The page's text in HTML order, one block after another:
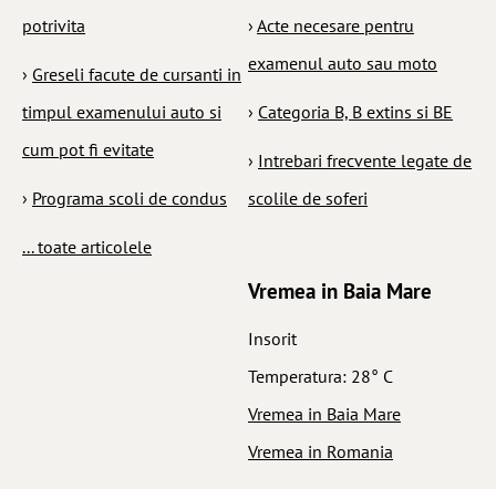
potrivita
› Greseli facute de cursanti in
timpul examenului auto si
cum pot fi evitate
› Programa scoli de condus
... toate articolele
› Acte necesare pentru
examenul auto sau moto
› Categoria B, B extins si BE
› Intrebari frecvente legate de
scolile de soferi
Vremea in Baia Mare
Insorit
Temperatura: 28° C
Vremea in Baia Mare
Vremea in Romania